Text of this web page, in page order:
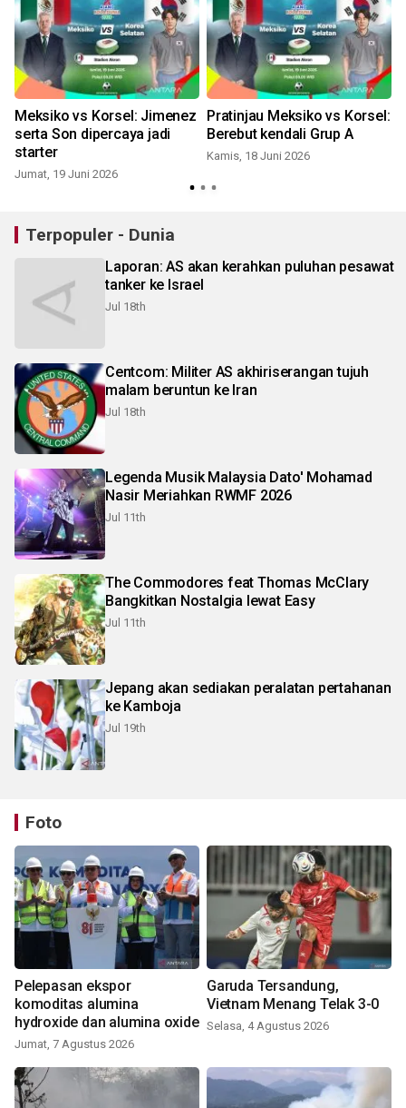
Meksiko vs Korsel: Jimenez
serta Son dipercaya jadi
starter
Jumat, 19 Juni 2026
Pratinjau Meksiko vs Korsel:
Berebut kendali Grup A
Kamis, 18 Juni 2026
Terpopuler - Dunia
Laporan: AS akan kerahkan puluhan pesawat
tanker ke Israel
Jul 18th
Centcom: Militer AS akhiriserangan tujuh
malam beruntun ke Iran
Jul 18th
Legenda Musik Malaysia Dato' Mohamad
Nasir Meriahkan RWMF 2026
Jul 11th
The Commodores feat Thomas McClary
Bangkitkan Nostalgia lewat Easy
Jul 11th
Jepang akan sediakan peralatan pertahanan
ke Kamboja
Jul 19th
Foto
Pelepasan ekspor
komoditas alumina
hydroxide dan alumina oxide
Jumat, 7 Agustus 2026
Garuda Tersandung,
Vietnam Menang Telak 3-0
Selasa, 4 Agustus 2026